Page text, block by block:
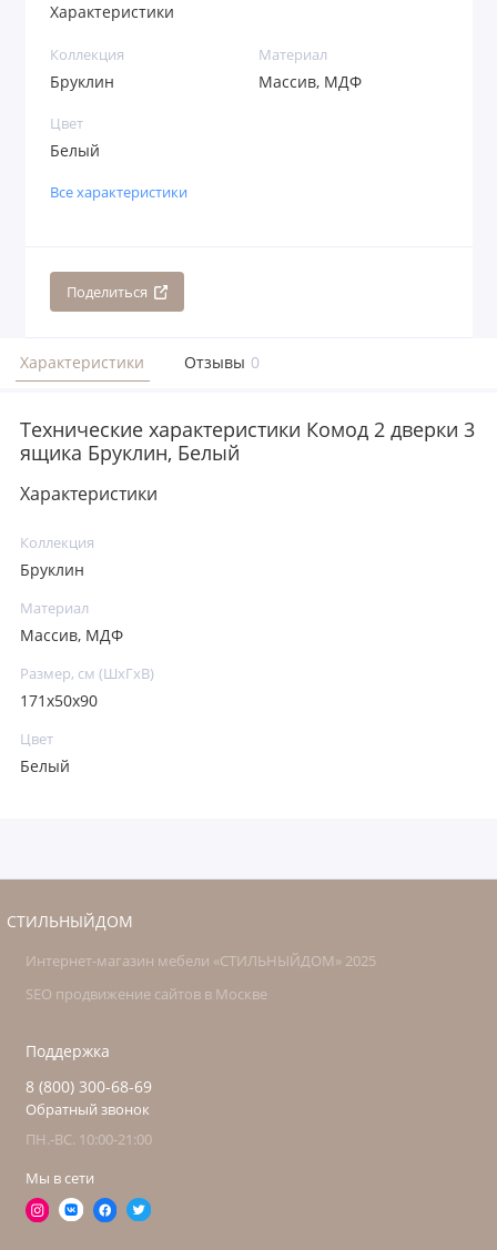
Характеристики
Коллекция
Бруклин
Материал
Массив, МДФ
Цвет
Белый
Все характеристики
Поделиться
Характеристики Отзывы 0
Технические характеристики Комод 2 дверки 3
ящика Бруклин, Белый
Характеристики
Коллекция
Бруклин
Материал
Массив, МДФ
Размер, см (ШхГхВ)
171х50х90
Цвет
Белый
СТИЛЬНЫЙДОМ
Интернет-магазин мебели «СТИЛЬНЫЙДОМ» 2025
SEO продвижение сайтов в Москве
Поддержка
8 (800) 300-68-69
Обратный звонок
ПН.-ВС. 10:00-21:00
Мы в сети